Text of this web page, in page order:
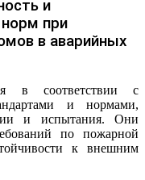
и
при
в аварийных
в соответствии с
и нормами,
и испытания. Они
по пожарной
к внешним